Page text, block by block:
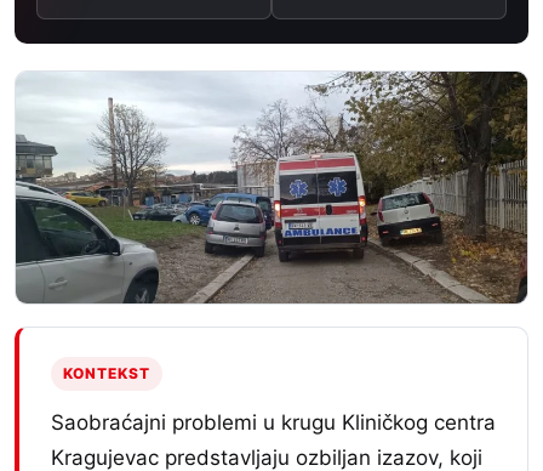
KONTEKST
Saobraćajni problemi u krugu Kliničkog centra
Kragujevac predstavljaju ozbiljan izazov, koji